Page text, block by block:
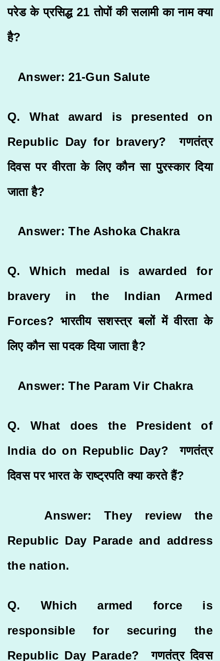
परेड के प्रसिद्ध 21 तोपों की सलामी का नाम क्या
है?
Answer: 21-Gun Salute
Q. What award is presented on
Republic Day for bravery? गणतंत्र
दिवस पर वीरता के लिए कौन सा पुरस्कार दिया
जाता है?
Answer: The Ashoka Chakra
Q. Which medal is awarded for
bravery in the Indian Armed
Forces? भारतीय सशस्त्र बलों में वीरता के
लिए कौन सा पदक दिया जाता है?
Answer: The Param Vir Chakra
Q. What does the President of
India do on Republic Day?गणतंत्र
दिवस पर भारत के राष्ट्रपति क्या करते हैं?
Answer: They review the
Republic Day Parade and address
the nation.
Q. Which armed force is
responsible for securing the
Republic Day Parade? गणतंत्र दिवस